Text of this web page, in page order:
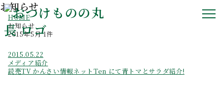
お知らせ
HOME
お知らせ
2015年5月 1件
2015.05.22
メディア紹介
読売TV かんさい情報ネットTen にて青トマとサラダ紹介!